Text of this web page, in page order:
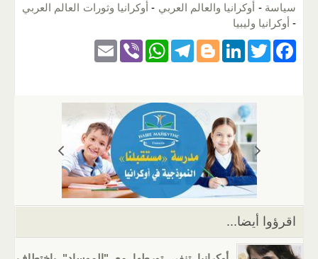
سياسة - أوكرانيا والعالم العربي - أوكرانيا وثورات العالم العربي
- أوكرانيا وليبيا
F
k
T
er
Li
e
dI
n
Bl
g
er
T
gr
a
m
W
s
A
p
p
Vi
اقرؤوا أيضا...